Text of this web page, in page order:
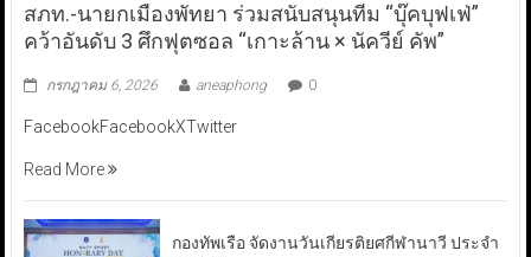
สภท.-นายกเมืองพัทยา ร่วมสนับสนุนทีม “บุ๊คบุฟเฟ่”
คว้าอันดับ 3 ศึกฟุตซอล “เกาะล้าน × นัควีย์ คัพ”
กรกฎาคม 6, 2026 aneaphong 0
FacebookFacebookXTwitter
Read More
กองทัพเรือ จัดงานวันเกียรติยศกีฬานาวี ประจำ